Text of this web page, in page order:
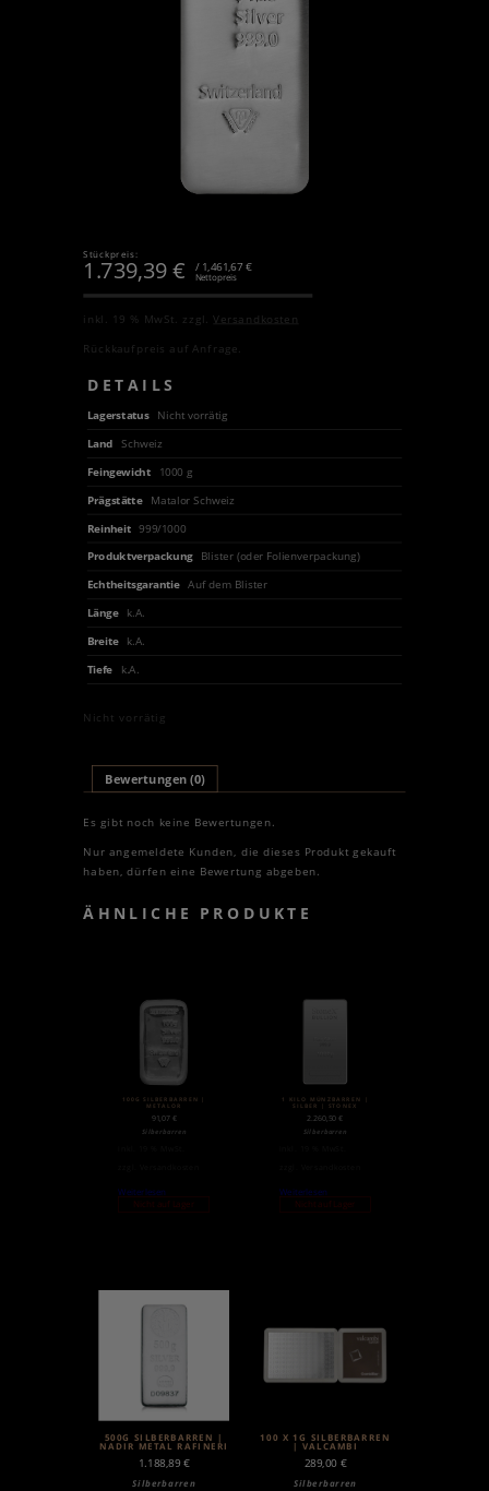
Stückpreis:
1.739,39€ / 1,461,67 €
Nettopreis
inkl. 19 % MwSt. zzgl.Versandkosten
Rückkaufpreis auf Anfrage.
DETAILS
Lagerstatus
Nicht vorrätig
Land
Schweiz
Feingewicht
1000 g
Prägstätte
Matalor Schweiz
Reinheit 999/1000
Produktverpackung
Blister (oder Folienverpackung)
Echtheitsgarantie Auf dem Blister
Länge
k.A.
Breite
k.A.
Tiefe k.A.
Nicht vorrätig
Bewertungen (0)
Es gibt noch keine Bewertungen.
Nur angemeldete Kunden, die dieses Produkt gekauft
haben, dürfen eine Bewertung abgeben.
ÄHNLICHE PRODUKTE
100G SILBERBARREN |
METALOR
91,07 €
Silberbarren
Weiterlesen
Nicht auf Lager
1 KILO MÜNZBARREN |
SILBER | STONEX
2.260,50€
Silberbarren
Weiterlesen
Nicht auf Lager
500G SILBERBARREN |
NADIR METAL RAFINERI
1.188,89 €
Silberbarren
100 X 1G SILBERBARREN
| VALCAMBI
289,00 €
Silberbarren